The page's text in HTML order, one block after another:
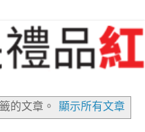
的文章。 顯示所有文章